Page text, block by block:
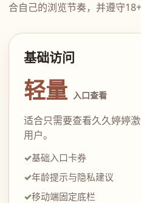
合自己的浏览节奏，并遵守
基础访问
轻量 入口查看
适合只需要查看久久婷婷
用户。
基础入口卡券
年龄提示与隐私建议
移动端固定底栏